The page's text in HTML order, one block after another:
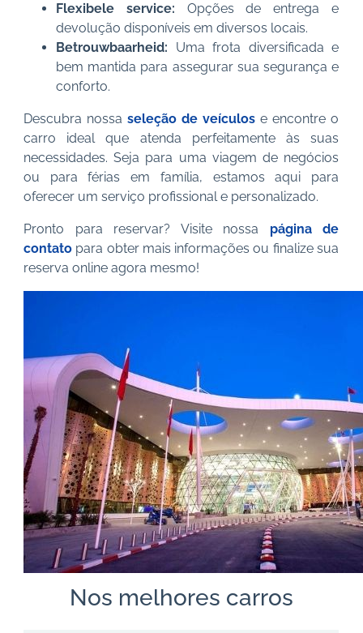
Flexibele service: Opções de entrega e
devolução disponíveis em diversos locais.
Betrouwbaarheid: Uma frota diversificada e
bem mantida para assegurar sua segurança e
conforto.
Descubra nossa seleção de veículos e encontre o
carro ideal que atenda perfeitamente às suas
necessidades. Seja para uma viagem de negócios
ou para férias em família, estamos aqui para
oferecer um serviço profissional e personalizado.
Pronto para reservar? Visite nossa página de
contato para obter mais informações ou finalize sua
reserva online agora mesmo!
Nos melhores carros